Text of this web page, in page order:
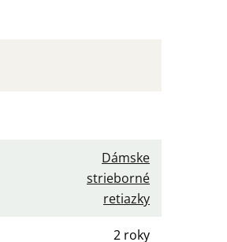
Dámske
strieborné
retiazky
2 roky